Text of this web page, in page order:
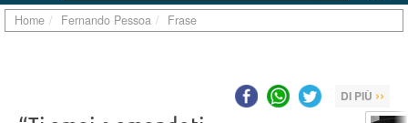
Home Fernando Pessoa Frase
DI PIÙ ››